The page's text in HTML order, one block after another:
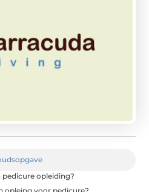
pedicure opleiding?